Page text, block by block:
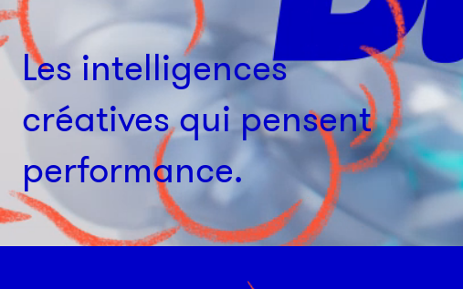
Les intelligences
créatives qui pensent
performance.
Nos secteurs